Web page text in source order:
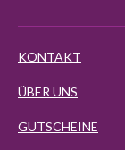
KONTAKT
ÜBER UNS
GUTSCHEINE